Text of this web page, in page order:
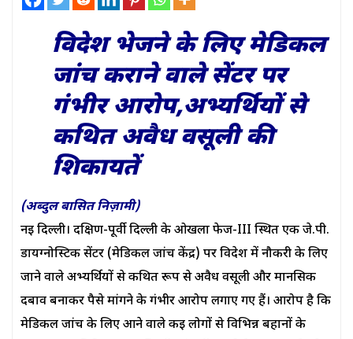
विदेश भेजने के लिए मेडिकल
जांच कराने वाले सेंटर पर
गंभीर आरोप,अभ्यर्थियों से
कथित अवैध वसूली की
शिकायतें
(अब्दुल बासित निज़ामी)
नई दिल्ली। दक्षिण-पूर्वी दिल्ली के ओखला फेज-III स्थित एक जे.पी.
डायग्नोस्टिक सेंटर (मेडिकल जांच केंद्र) पर विदेश में नौकरी के लिए
जाने वाले अभ्यर्थियों से कथित रूप से अवैध वसूली और मानसिक
दबाव बनाकर पैसे मांगने के गंभीर आरोप लगाए गए हैं। आरोप है कि
मेडिकल जांच के लिए आने वाले कई लोगों से विभिन्न बहानों के